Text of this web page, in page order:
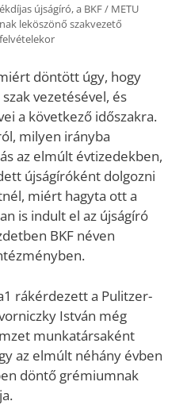
újságíró, a BKF / METU
leköszönő szakvezető
döntött úgy, hogy
vezetésével, és
a következő időszakra.
milyen irányba
az elmúlt évtizedekben,
újságíróként dolgozni
miért hagyta ott a
is indult el az újságíró
BKF néven
rákérdezett a Pulitzer-
István még
munkatársaként
az elmúlt néhány évben
döntő grémiumnak